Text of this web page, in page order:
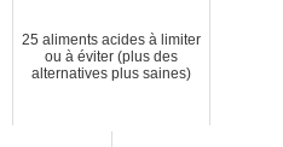
25 aliments acides à limiter
ou à éviter (plus des
alternatives plus saines)